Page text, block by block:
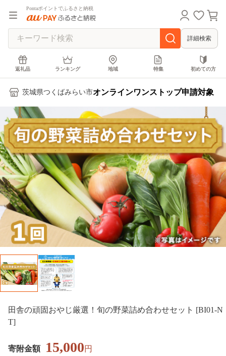
Pontaポイントでふるさと納税
詳細検索
返礼品 ランキング 地域 特集 初めての方
茨城県つくばみらい市オンラインワンストップ申請対象
田舎の頑固おやじ厳選！旬の野菜詰め合わせセット [BI01-N
T]
寄附金額 15,000円